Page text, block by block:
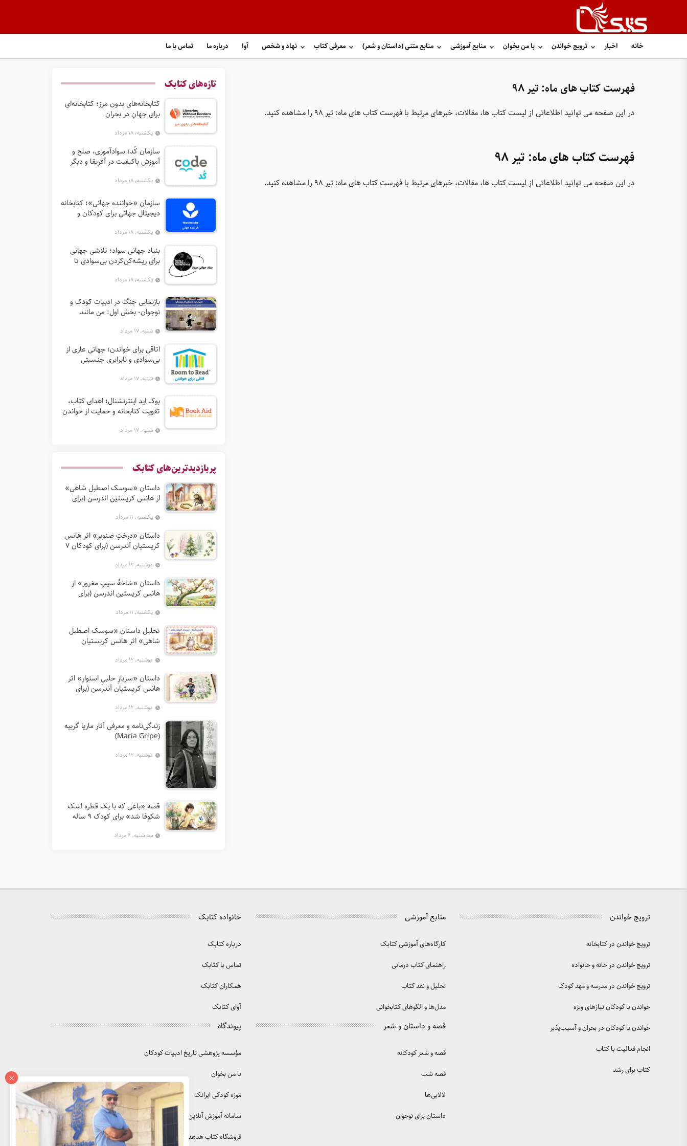
خانه اخبار ترویج خواندن با من بخوان منابع آموزشی منابع متنی (داستان و شعر) معرفی کتاب نهاد و شخص آوا درباره ما تماس با ما
فهرست کتاب های ماه: تیر ۹۸
در این صفحه می توانید اطلاعاتی از لیست کتاب ها، مقالات، خبرهای مرتبط با فهرست کتاب های ماه: تیر ۹۸ را مشاهده کنید.
فهرست کتاب های ماه: تیر ۹۸
در این صفحه می توانید اطلاعاتی از لیست کتاب ها، مقالات، خبرهای مرتبط با فهرست کتاب های ماه: تیر ۹۸ را مشاهده کنید.
×
تازه‌های کتابک
کتابخانه‌های بدون مرز؛ کتابخانه‌ای
برای جهانِ در بحران
یکشنبه, ۱۸ مرداد
سازمان کُد؛ سوادآموزی، صلح و
آموزش باکیفیت در آفریقا و دیگر
یکشنبه, ۱۸ مرداد
سازمان «خواننده جهانی»؛ کتابخانه
دیجیتال جهانی برای کودکان و
یکشنبه, ۱۸ مرداد
بنیاد جهانی سواد؛ تلاشی جهانی
برای ریشه‌کن‌کردن بی‌سوادی تا
یکشنبه, ۱۸ مرداد
بازنمایی جنگ در ادبیات کودک و
نوجوان- بخش اول: من مانند
شنبه, ۱۷ مرداد
اتاقی برای خواندن؛ جهانی عاری از
بی‌سوادی و نابرابری جنسیتی
شنبه, ۱۷ مرداد
بوک‌ اید اینترنشنال؛ اهدای کتاب،
تقویت کتابخانه و حمایت از خواندن
شنبه, ۱۷ مرداد
پربازدیدترین‌های کتابک
داستان «سوسک اصطبل شاهی»
از هانس کریستین اندرسن (برای
یکشنبه, ۱۱ مرداد
داستان «درختِ صنوبر» اثر هانس
کریستیان آندرسن (برای کودکان 7
دوشنبه, ۱۲ مرداد
داستان «شاخهٔ سیبِ مغرور» از
هانس کریستین اندرسن (برای
یکشنبه, ۱۱ مرداد
تحلیل داستان «سوسک اصطبل
شاهی» اثر هانس کریستیان
دوشنبه, ۱۲ مرداد
داستان «سربازِ حلبیِ استوار» اثر
هانس کریستیان آندرسن (برای
دوشنبه, ۱۲ مرداد
زندگی‌نامه و معرفی آثار ماریا گریپه
(Maria Gripe)
دوشنبه, ۱۲ مرداد
قصه «باغی که با یک قطره اشک
شکوفا شد» برای کودک ۹ ساله
سه شنبه, ۶ مرداد
ترویج خواندن
ترویج خواندن در کتابخانه
ترویج خواندن در خانه و خانواده
ترویج خواندن در مدرسه و مهد کودک
خواندن با کودکان نیازهای ویژه
خواندن با کودکان در بحران و آسیب‌پذیر
انجام فعالیت با کتاب
کتاب برای رشد
منابع آموزشی
کارگاه‌های آموزشی کتابک
راهنمای کتاب درمانی
تحلیل و نقد کتاب
مدل‌ها و الگوهای کتابخوانی
قصه و داستان و شعر
قصه و شعر کودکانه
قصه شب
لالایی‌ها
داستان برای نوجوان
خانواده کتابک
درباره کتابک
تماس با کتابک
همکاران کتابک
آوای کتابک
پیوندگاه
مؤسسه پژوهشی تاریخ ادبیات کودکان
با من بخوان
موزه کودکی ایرانک
سامانه آموزش آنلاین آموزک
فروشگاه کتاب هدهد